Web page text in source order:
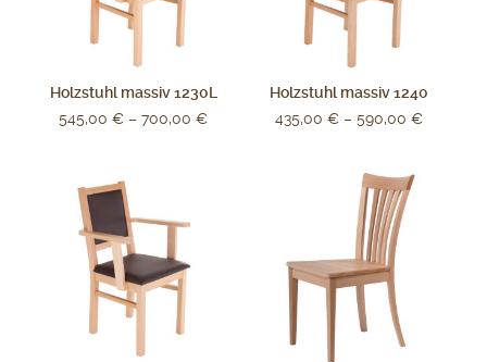
Holzstuhl massiv 1230L
545,00€ –700,00€
Holzstuhl massiv 1240
435,00€ –590,00€